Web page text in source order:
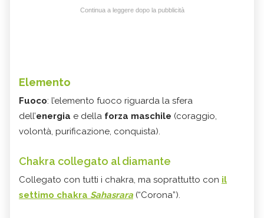
Continua a leggere dopo la pubblicità
Elemento
Fuoco: l’elemento fuoco riguarda la sfera
dell’energia e della forza maschile (coraggio,
volontà, purificazione, conquista).
Chakra collegato al diamante
Collegato con tutti i chakra, ma soprattutto con il
settimo chakra Sahasrara (“Corona”).